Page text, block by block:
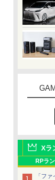
Xラ
RPラ
「フ